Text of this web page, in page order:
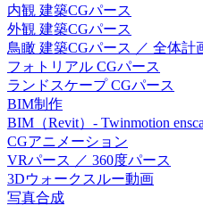
内観 建築CGパース
外観 建築CGパース
鳥瞰 建築CGパース ／ 全体計
フォトリアル CGパース
ランドスケープ CGパース
BIM制作
BIM（Revit）- Twinmotion
CGアニメーション
VRパース ／ 360度パース
3Dウォークスルー動画
写真合成